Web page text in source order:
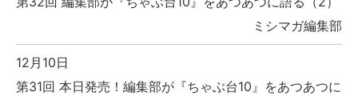
ミシマガ編集部
12月10日
第31回 本日発売！編集部が『ちゃぶ台10』をあつあつに